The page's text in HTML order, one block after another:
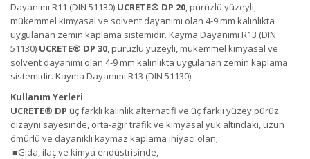
Dayanımı R11 (DIN 51130) UCRETE® DP 20, pürüzlü yüzeyli,
mükemmel kimyasal ve solvent dayanımı olan 4-9 mm kalınlıkta
uygulanan zemin kaplama sistemidir. Kayma Dayanımı R13 (DIN
51130) UCRETE® DP 30, pürüzlü yüzeyli, mükemmel kimyasal ve
solvent dayanımı olan 4-9 mm kalınlıkta uygulanan zemin kaplama
sistemidir. Kayma Dayanımı R13 (DIN 51130)
Kullanım Yerleri
UCRETE® DP üç farklı kalınlık alternatifi ve üç farklı yüzey pürüz
dizaynı sayesinde, orta-ağır trafik ve kimyasal yük altındaki, uzun
ömürlü ve dayanıklı kaymaz kaplama ihiyacı olan;
■Gıda, ilaç ve kimya endüstrisinde,